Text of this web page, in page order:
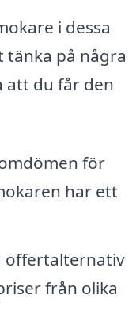
i dessa
på några
att du får den
för
har ett
offertalternativ
från olika